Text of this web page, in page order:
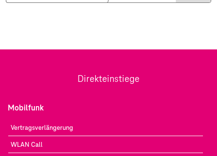
Direkteinstiege
Mobilfunk
Vertragsverlängerung
WLAN Call